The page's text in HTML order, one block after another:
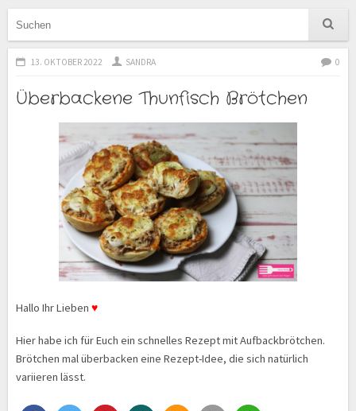
13. OKTOBER 2022 SANDRA 0
Überbackene Thunfisch Brötchen
Hallo Ihr Lieben ♥
Hier habe ich für Euch ein schnelles Rezept mit Aufbackbrötchen.
Brötchen mal überbacken eine Rezept-Idee, die sich natürlich
variieren lässt.